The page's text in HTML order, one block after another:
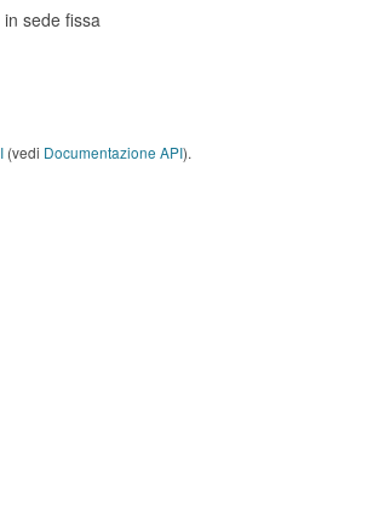
sede fissa
(vedi Documentazione API).